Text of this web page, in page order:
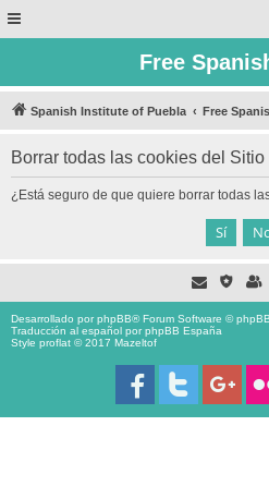
Free
Spanish Institute of Puebla Free
Borrar todas las cookies del Sitio
¿Está seguro de que quiere borrar todas
Desarrollado porphpBB® Forum Software ©
Traducción al español porphpBB España
Style proflat © 2017 Mazeltof